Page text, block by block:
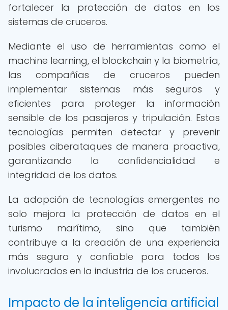
fortalecer la protección de datos en los
sistemas de cruceros.
Mediante el uso de herramientas como el
machine learning, el blockchain y la biometría,
las compañías de cruceros pueden
implementar sistemas más seguros y
eficientes para proteger la información
sensible de los pasajeros y tripulación. Estas
tecnologías permiten detectar y prevenir
posibles ciberataques de manera proactiva,
garantizando la confidencialidad e
integridad de los datos.
La adopción de tecnologías emergentes no
solo mejora la protección de datos en el
turismo marítimo, sino que también
contribuye a la creación de una experiencia
más segura y confiable para todos los
involucrados en la industria de los cruceros.
Impacto de la inteligencia artificial